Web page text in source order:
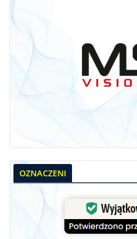
OZNACZENI